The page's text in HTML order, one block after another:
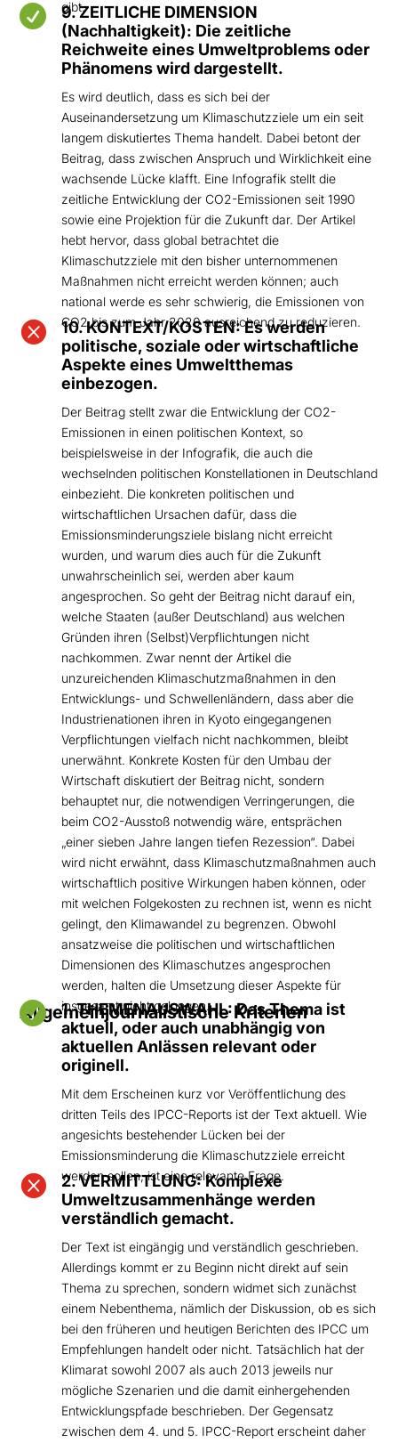
gibt.

9. ZEITLICHE DIMENSION
(Nachhaltigkeit): Die zeitliche
Reichweite eines Umweltproblems oder
Phänomens wird dargestellt.
Es wird deutlich, dass es sich bei der
Auseinandersetzung um Klimaschutzziele um ein seit
langem diskutiertes Thema handelt. Dabei betont der
Beitrag, dass zwischen Anspruch und Wirklichkeit eine
wachsende Lücke klafft. Eine Infografik stellt die
zeitliche Entwicklung der CO2-Emissionen seit 1990
sowie eine Projektion für die Zukunft dar. Der Artikel
hebt hervor, dass global betrachtet die
Klimaschutzziele mit den bisher unternommenen
Maßnahmen nicht erreicht werden können; auch
national werde es sehr schwierig, die Emissionen von
CO2 bis zum Jahr 2020 ausreichend zu reduzieren.

10. KONTEXT/KOSTEN: Es werden
politische, soziale oder wirtschaftliche
Aspekte eines Umweltthemas
einbezogen.
Der Beitrag stellt zwar die Entwicklung der CO2-
Emissionen in einen politischen Kontext, so
beispielsweise in der Infografik, die auch die
wechselnden politischen Konstellationen in Deutschland
einbezieht. Die konkreten politischen und
wirtschaftlichen Ursachen dafür, dass die
Emissionsminderungsziele bislang nicht erreicht
wurden, und warum dies auch für die Zukunft
unwahrscheinlich sei, werden aber kaum
angesprochen. So geht der Beitrag nicht darauf ein,
welche Staaten (außer Deutschland) aus welchen
Gründen ihren (Selbst)Verpflichtungen nicht
nachkommen. Zwar nennt der Artikel die
unzureichenden Klimaschutzmaßnahmen in den
Entwicklungs- und Schwellenländern, dass aber die
Industrienationen ihren in Kyoto eingegangenen
Verpflichtungen vielfach nicht nachkommen, bleibt
unerwähnt. Konkrete Kosten für den Umbau der
Wirtschaft diskutiert der Beitrag nicht, sondern
behauptet nur, die notwendigen Verringerungen, die
beim CO2-Ausstoß notwendig wäre, entsprächen
„einer sieben Jahre langen tiefen Rezession“. Dabei
wird nicht erwähnt, dass Klimaschutzmaßnahmen auch
wirtschaftlich positive Wirkungen haben können, oder
mit welchen Folgekosten zu rechnen ist, wenn es nicht
gelingt, den Klimawandel zu begrenzen. Obwohl
ansatzweise die politischen und wirtschaftlichen
Dimensionen des Klimaschutzes angesprochen
werden, halten die Umsetzung dieser Aspekte für
insgesamt nicht gelungen.
Allgemeinjournalistische Kriterien

1. THEMENAUSWAHL: Das Thema ist
aktuell, oder auch unabhängig von
aktuellen Anlässen relevant oder
originell.
Mit dem Erscheinen kurz vor Veröffentlichung des
dritten Teils des IPCC-Reports ist der Text aktuell. Wie
angesichts bestehender Lücken bei der
Emissionsminderung die Klimaschutzziele erreicht
werden sollen, ist eine relevante Frage.

2. VERMITTLUNG: Komplexe
Umweltzusammenhänge werden
verständlich gemacht.
Der Text ist eingängig und verständlich geschrieben.
Allerdings kommt er zu Beginn nicht direkt auf sein
Thema zu sprechen, sondern widmet sich zunächst
einem Nebenthema, nämlich der Diskussion, ob es sich
bei den früheren und heutigen Berichten des IPCC um
Empfehlungen handelt oder nicht. Tatsächlich hat der
Klimarat sowohl 2007 als auch 2013 jeweils nur
mögliche Szenarien und die damit einhergehenden
Entwicklungspfade beschrieben. Der Gegensatz
zwischen dem 4. und 5. IPCC-Report erscheint daher